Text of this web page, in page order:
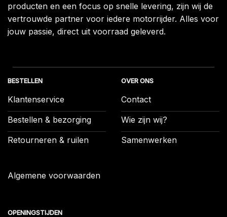
producten en een focus op snelle levering, zijn wij de
vertrouwde partner voor iedere motorrijder. Alles voor
jouw passie, direct uit voorraad geleverd.
BESTELLEN
Klantenservice
Bestellen & bezorging
Retourneren & ruilen
Algemene voorwaarden
OVER ONS
Contact
Wie zijn wij?
Samenwerken
OPENINGSTIJDEN